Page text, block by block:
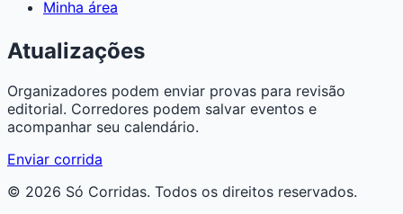
Minha área
Atualizações
Organizadores podem enviar provas para revisão
editorial. Corredores podem salvar eventos e
acompanhar seu calendário.
Enviar corrida
© 2026 Só Corridas. Todos os direitos reservados.